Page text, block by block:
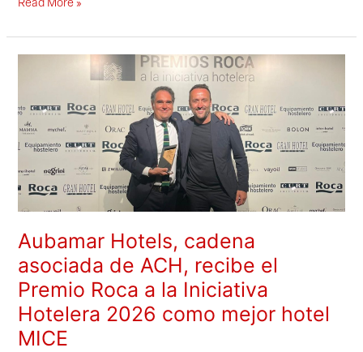
Aubamar Hotels, cadena
asociada de ACH, recibe el
Premio Roca a la Iniciativa
Hotelera 2026 como mejor hotel
MICE
de
ACH,
recibe
Premio
a
la
Iniciativa
mejor
hotel
MICE